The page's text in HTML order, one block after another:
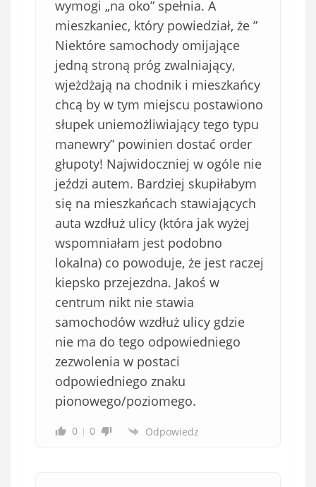
wymogi „na oko” spełnia. A
mieszkaniec, który powiedział, że ”
Niektóre samochody omijające
jedną stroną próg zwalniający,
wjeżdżają na chodnik i mieszkańcy
chcą by w tym miejscu postawiono
słupek uniemożliwiający tego typu
manewry” powinien dostać order
głupoty! Najwidoczniej w ogóle nie
jeździ autem. Bardziej skupiłabym
się na mieszkańcach stawiających
auta wzdłuż ulicy (która jak wyżej
wspomniałam jest podobno
lokalna) co powoduje, że jest raczej
kiepsko przejezdna. Jakoś w
centrum nikt nie stawia
samochodów wzdłuż ulicy gdzie
nie ma do tego odpowiedniego
zezwolenia w postaci
odpowiedniego znaku
pionowego/poziomego.
0 0 Odpowiedz